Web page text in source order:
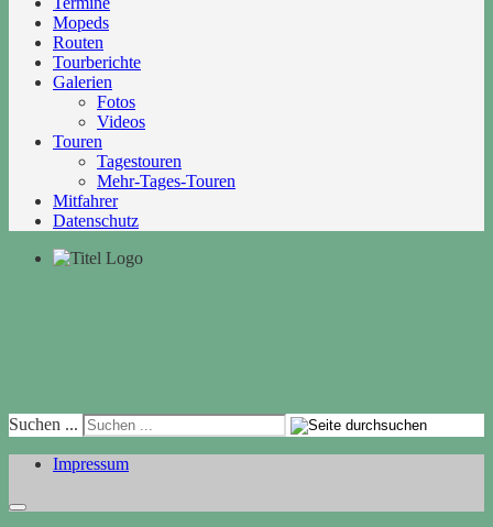
Mopeds
Routen
Tourberichte
Galerien
Fotos
Videos
Touren
Tagestouren
Mehr-Tages-Touren
Mitfahrer
Datenschutz
Suchen ...
Impressum